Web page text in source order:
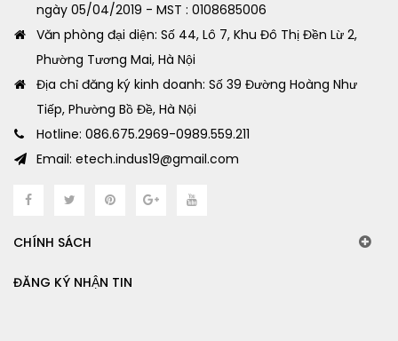
ngày 05/04/2019 - MST : 0108685006
Văn phòng đại diện: Số 44, Lô 7, Khu Đô Thị Đền Lừ 2,
Phường Tương Mai, Hà Nội
Địa chỉ đăng ký kinh doanh: Số 39 Đường Hoàng Như
Tiếp, Phường Bồ Đề, Hà Nội
Hotline: 086.675.2969-0989.559.211
Email: etech.indus19@gmail.com
CHÍNH SÁCH
ĐĂNG KÝ NHẬN TIN